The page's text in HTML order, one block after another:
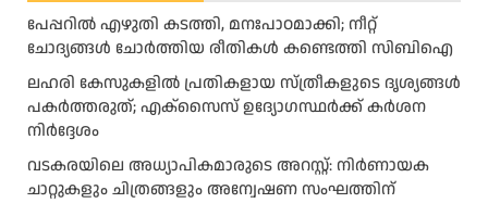
പേപ്പറിൽ എഴുതി കടത്തി, മനഃപാഠമാക്കി; നീറ്റ്
ചോദ്യങ്ങൾ ചോർത്തിയ രീതികൾ കണ്ടെത്തി സിബിഐ
ലഹരി കേസുകളിൽ പ്രതികളായ സ്ത്രീകളുടെ ദൃശ്യങ്ങൾ
പകർത്തരുത്; എക്‌സൈസ് ഉദ്യോഗസ്ഥർക്ക് കർശന
നിർദ്ദേശം
വടകരയിലെ അധ്യാപികമാരുടെ അറസ്റ്റ്: നിർണായക
ചാറ്റുകളും ചിത്രങ്ങളും അന്വേഷണ സംഘത്തിന്